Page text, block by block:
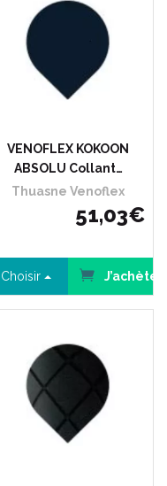
VENOFLEX KOKOON
ABSOLU Collant…
Thuasne Venoflex
51,03€
Choisir J’achète